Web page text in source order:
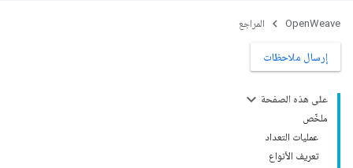
OpenWeave المراجع
إرسال ملاحظات
على هذه الصفحة
ملخّص
عمليات التعداد
تعريف الأنواع